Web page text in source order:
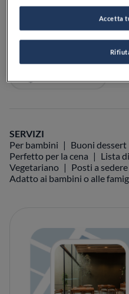
VEDI SULLA MAPPA
SERVIZI
Per bambini
Buoni dessert
Perfetto per la cena
Lista
Vegetariano
Posti a
Adatto ai bambini o alle
Accetta